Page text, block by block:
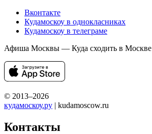
Вконтакте
Кудамоскоу в однокласниках
Кудамоскоу в телеграме
Афиша Москвы — Куда сходить в Москве
© 2013–2026
кудамоскоу.ру | kudamoscow.ru
Контакты